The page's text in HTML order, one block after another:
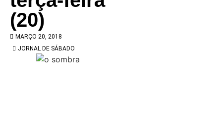
(20)
MARÇO 20, 2018
JORNAL DE SÁBADO